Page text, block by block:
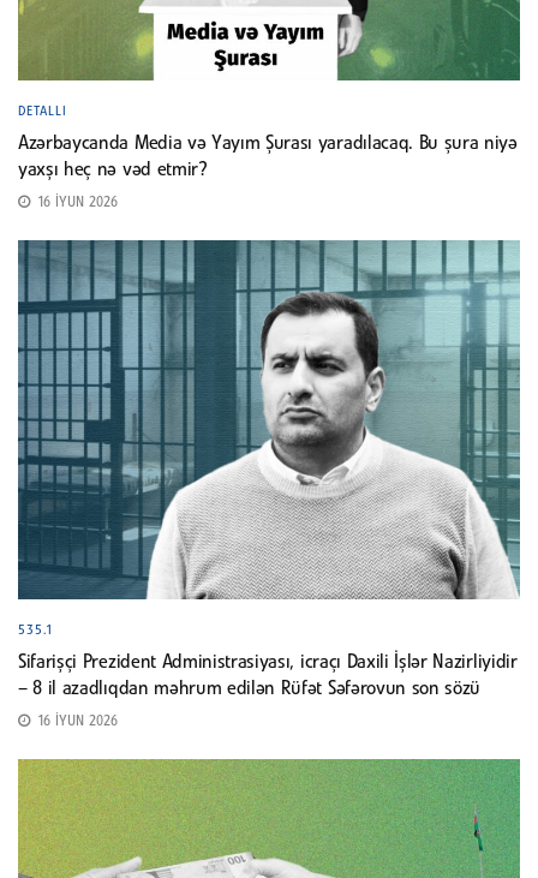
DETALLI
Azərbaycanda Media və Yayım Şurası yaradılacaq. Bu şura niyə
yaxşı heç nə vəd etmir?
16 İYUN 2026
535.1
Sifarişçi Prezident Administrasiyası, icraçı Daxili İşlər Nazirliyidir
– 8 il azadlıqdan məhrum edilən Rüfət Səfərovun son sözü
16 İYUN 2026